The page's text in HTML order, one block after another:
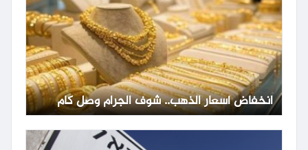
انخفاض أسعار الذهب.. شوف الجرام وصل كام